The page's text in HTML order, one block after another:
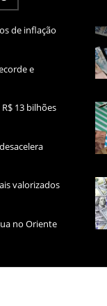
de inflação
e
13 bilhões
valorizados
no Oriente